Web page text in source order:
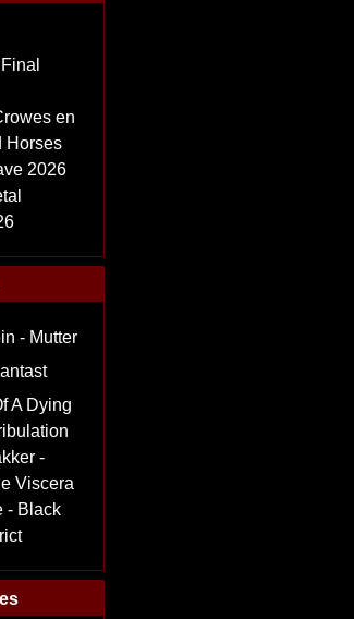
en
Horses
2026
- Mutter
A Dying
-
Viscera
- Black